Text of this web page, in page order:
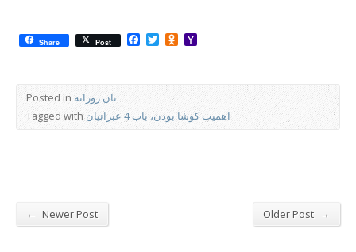
Share Post Facebook
TwitterOdnoklassniki
Posted in نان روزانه
Tagged with
اهمیت کوشا بودن، باب 4 عبرانیان
← Newer Post Older Post →